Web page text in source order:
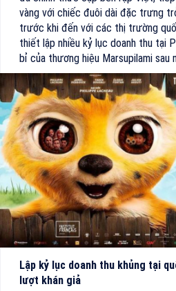
vàng với chiếc đuôi dài đặc trưng
trước khi đến với các thị trường
thiết lập nhiều kỷ lục doanh thu tại
bỉ của thương hiệu Marsupilami sau
Lập kỷ lục doanh thu khủng tại
lượt khán giả